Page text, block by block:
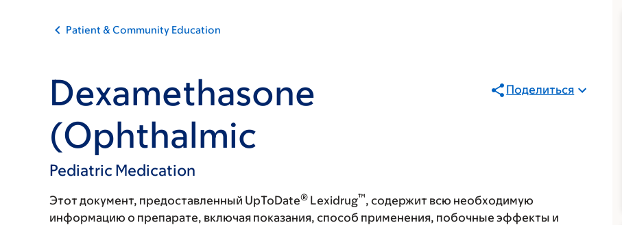
Patient & Community Education
Dexamethasone
(Ophthalmic
Pediatric Medication
Поделиться
Этот документ, предоставленный UpToDate® Lexidrug™, содержит всю необходимую
информацию о препарате, включая показания, способ применения, побочные эффекты и